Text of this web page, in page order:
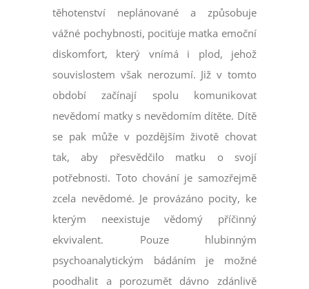
těhotenství neplánované a způsobuje
vážné pochybnosti, pociťuje matka emoční
diskomfort, který vnímá i plod, jehož
souvislostem však nerozumí. Již v tomto
období začínají spolu komunikovat
nevědomí matky s nevědomím dítěte. Dítě
se pak může v pozdějším životě chovat
tak, aby přesvědčilo matku o svojí
potřebnosti. Toto chování je samozřejmě
zcela nevědomé. Je provázáno pocity, ke
kterým neexistuje vědomý příčinný
ekvivalent. Pouze hlubinným
psychoanalytickým bádáním je možné
poodhalit a porozumět dávno zdánlivě